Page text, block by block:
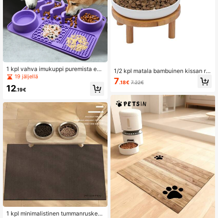
1 kpl vahva imukuppi puremista est
ävä lemmikkien ruokinta-alusta sili
19 jäljellä
12.19€
1 kpl minimalistinen tummanruskea
1/2 kpl matala bambuinen kissan ru
okakuppiteline (kulhot eivät sisäll
y), lemmikkiystävällinen vesi- tai ru
7.18€ 7.22€